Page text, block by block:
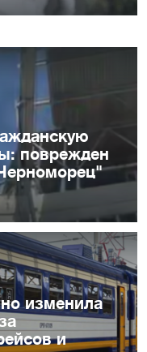
поврежден
изменила
и